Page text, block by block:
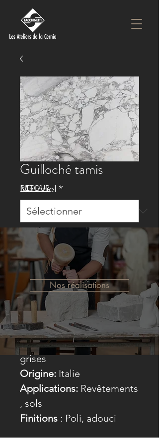
Guilloché tamis
Matériel *
Couleur
Gamme de prix*
Matériel:Marbre
Couleur:Blanc avec veines
grises
Origine: Italie
Applications: Revêtements
, sols
Finitions : Poli, adouci
Nos réalisations
RETOUR